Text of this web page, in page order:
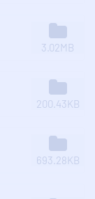
3.02MB
200.43KB
693.28KB